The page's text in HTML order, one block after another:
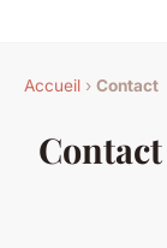
Accueil › Contact
Contact